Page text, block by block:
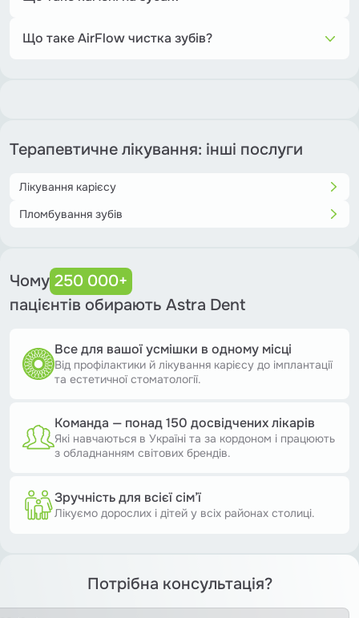
мінералів слини. Камінь не можна прибрати зубною
щіткою — тільки в стоматолога.
Що таке AirFlow чистка зубів?
Терапевтичне лікування: інші послуги
Лікування карієсу
Пломбування зубів
Чому 250 000+
пацієнтів обирають Astra Dent
Все для вашої усмішки в одному місці
Від профілактики й лікування карієсу до імплантації
та естетичної стоматології.
Команда — понад 150 досвідчених лікарів
Які навчаються в Україні та за кордоном і працюють
з обладнанням світових брендів.
Зручність для всієї сім’ї
Лікуємо дорослих і дітей у всіх районах столиці.
Потрібна консультація?